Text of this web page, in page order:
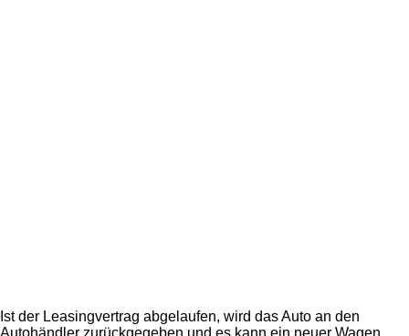
Ist der Leasingvertrag abgelaufen, wird das Auto an den
Autohändler zurückgegeben und es kann ein neuer Wagen